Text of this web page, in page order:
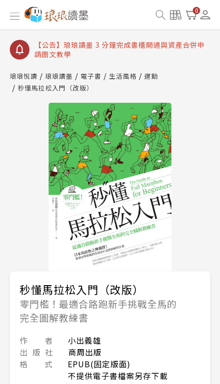
0
【公告】琅琅讀墨數位閱讀資產合併與書櫃開通申請
【公告】琅琅讀墨書櫃開通常見問題
【公告】琅琅讀墨 3 分鐘完成書櫃開通與資產合併申
請圖文教學
查詢
【公告】琅琅讀墨數位閱讀資產合併與書櫃開通申請
琅琅悅讀 琅琅讀墨 電子書 生活風格
運動
秒懂馬拉松入門（改版）
秒懂馬拉松入門（改版）
零門檻！最適合路跑新手挑戰全馬的
完全圖解教練書
作 者
小出義雄
出 版 社
商周出版
格 式
EPUB(固定版面)
不提供電子書檔案另存下載